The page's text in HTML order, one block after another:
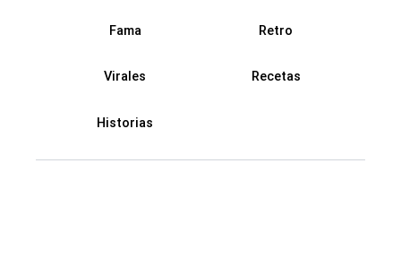
Fama Retro
Virales Recetas
Historias